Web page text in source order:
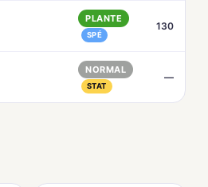
PLANTE
SPÉ
130
NORMAL
STAT
—